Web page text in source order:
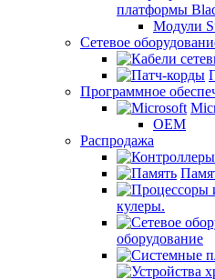
платформы
Модули
Сетевое
Программное
OEM
Распродажа
кулеры.
оборудование